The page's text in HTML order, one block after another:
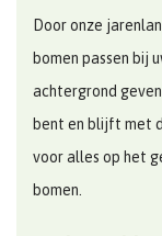
Door onze
bomen passen bij
achtergrond
bent en blijft met
voor alles op het
bomen.